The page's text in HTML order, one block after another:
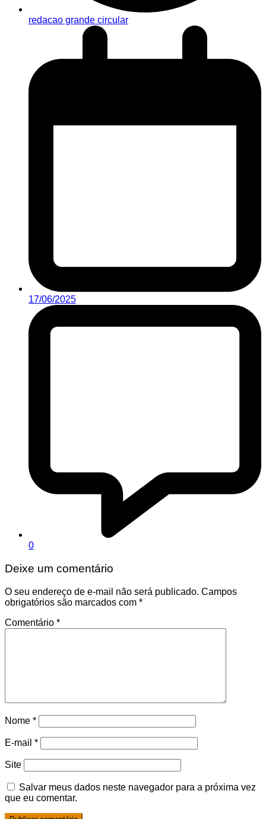
redacao grande circular
17/06/2025
0
Deixe um comentário
O seu endereço de e-mail não será publicado. Campos
obrigatórios são marcados com *
Comentário *
Nome *
E-mail *
Site
Salvar meus dados neste navegador para a próxima vez
que eu comentar.